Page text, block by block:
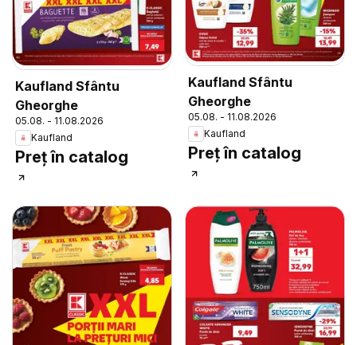
Kaufland Sfântu
Gheorghe
05.08. - 11.08.2026
Kaufland
Preț în catalog
Kaufland Sfântu
Gheorghe
05.08. - 11.08.2026
Kaufland
Preț în catalog